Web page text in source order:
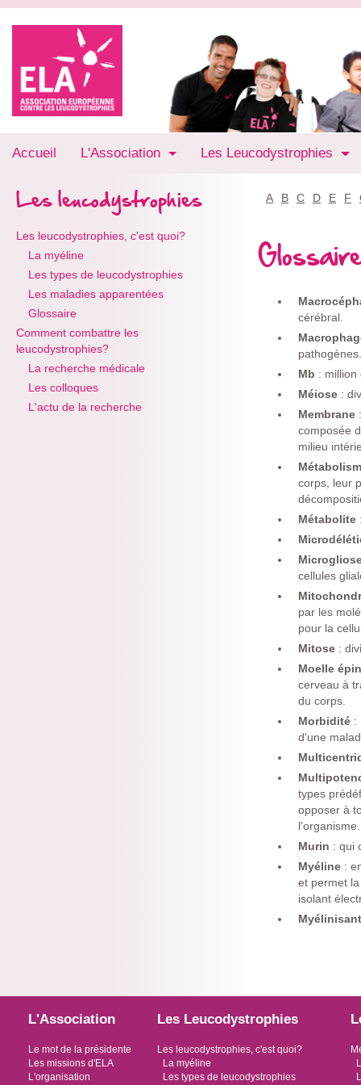
Accueil L'Association Les Leucodystrophies
Les leucodystrophies
Les leucodystrophies, c'est quoi?
La myéline
Les types de leucodystrophies
Les maladies apparentées
Glossaire
Comment combattre les
leucodystrophies?
La recherche médicale
Les colloques
L'actu de la recherche
A B C D E F
cérébral.
pathogènes.
Mb : million
Méiose :
Membrane
composée
milieu
corps, leur
Métabolite
cellules
par les
pour la
Mitose :
Moelle
cerveau à
du corps.
Morbidité :
d'une
types
opposer à
l'organisme.
Murin : qui
Myéline :
et permet
isolant
L'Association
Le mot de la présidente
Les missions d'ELA
L'organisation
Les Leucodystrophies
Les leucodystrophies, c'est quoi?
La myéline
Les types de leucodystrophies